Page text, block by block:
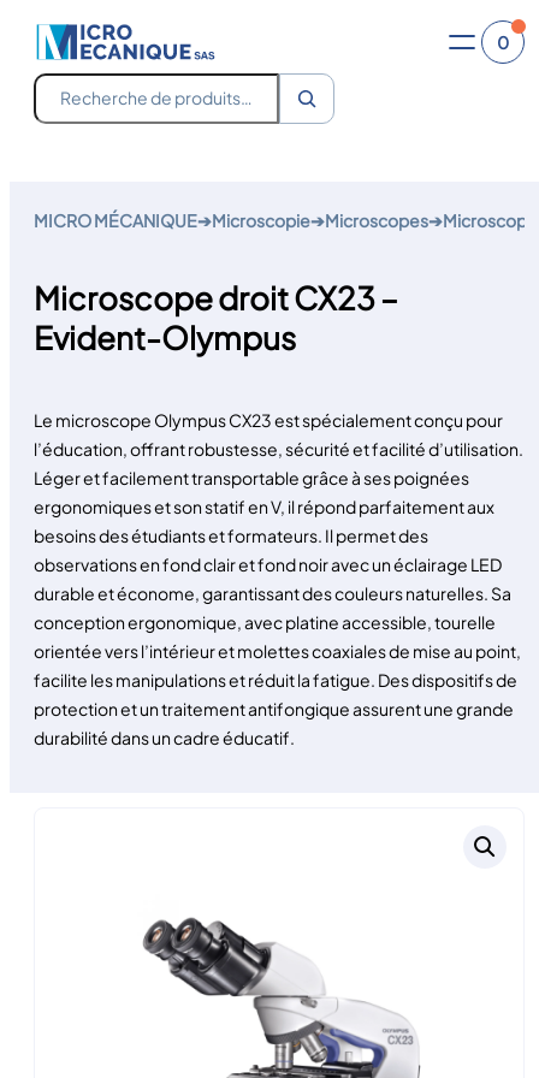
contenu
0
Recherche
MICRO MÉCANIQUE➔Microscopie➔Microscopes➔
Microscope droit CX23 –
Evident-Olympus
Le microscope Olympus CX23 est spécialement conçu pour
l’éducation, offrant robustesse, sécurité et facilité d’utilisation.
Léger et facilement transportable grâce à ses poignées
ergonomiques et son statif en V, il répond parfaitement aux
besoins des étudiants et formateurs. Il permet des
observations en fond clair et fond noir avec un éclairage LED
durable et économe, garantissant des couleurs naturelles. Sa
conception ergonomique, avec platine accessible, tourelle
orientée vers l’intérieur et molettes coaxiales de mise au point,
facilite les manipulations et réduit la fatigue. Des dispositifs de
protection et un traitement antifongique assurent une grande
durabilité dans un cadre éducatif.